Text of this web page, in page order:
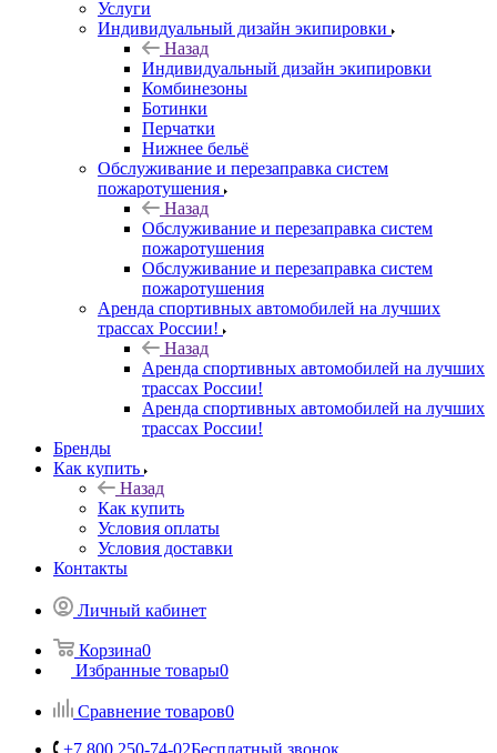
Услуги
Индивидуальный дизайн экипировки
Назад
Индивидуальный дизайн экипировки
Комбинезоны
Ботинки
Перчатки
Нижнее бельё
Обслуживание и перезаправка систем
пожаротушения
Назад
Обслуживание и перезаправка систем
пожаротушения
Обслуживание и перезаправка систем
пожаротушения
Аренда спортивных автомобилей на лучших
трассах России!
Назад
Аренда спортивных автомобилей на лучших
трассах России!
Аренда спортивных автомобилей на лучших
трассах России!
Бренды
Как купить
Назад
Как купить
Условия оплаты
Условия доставки
Контакты
Личный кабинет
Корзина0
Избранные товары0
Сравнение товаров0
+7 800 250-74-02Бесплатный звонок